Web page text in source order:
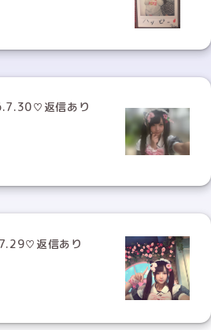
返信あり
返信あり